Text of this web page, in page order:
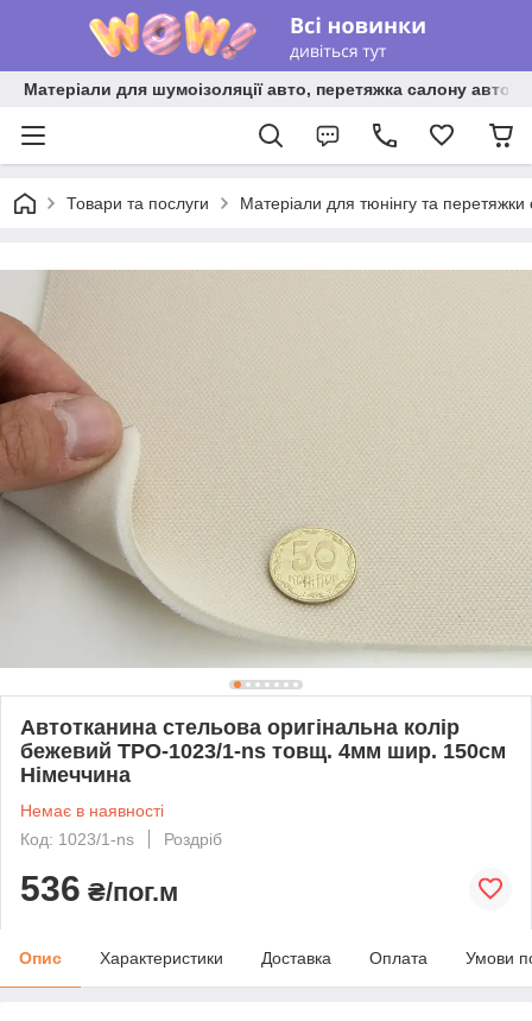
Матеріали для шумоізоляції авто, перетяжка салону авто
Товари та послуги Матеріали для тюнінгу та
Автотканина стельова оригінальна колір
бежевий ТРО-1023/1-ns товщ. 4мм шир. 150см
Німеччина
Немає в наявності
Код: 1023/1-ns
Роздріб
536 ₴/пог.м
Опис Характеристики Доставка Оплата Умови